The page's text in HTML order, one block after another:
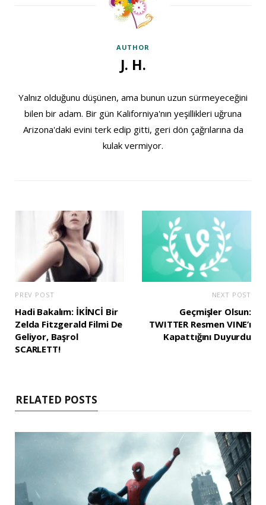
AUTHOR
J. H.
Yalnız olduğunu düşünen, ama bunun uzun sürmeyeceğini
bilen bir adam. Bir gün Kaliforniya'nın yeşillikleri uğruna
Arizona'daki evini terk edip gitti, geri dön çağrılarına da
kulak vermiyor.
PREV POST
Hadi Bakalım: İKİNCİ Bir
Zelda Fitzgerald Filmi De
Geliyor, Başrol
SCARLETT!
NEXT POST
Geçmişler Olsun:
TWITTER Resmen VINE’ı
Kapattığını Duyurdu
RELATED POSTS